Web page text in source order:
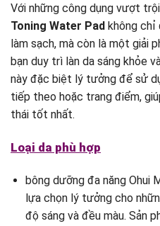
Với những công dụng vượt
Toning Water Pad không chỉ
làm sạch, mà còn là một giải
bạn duy trì làn da sáng khỏe
này đặc biệt lý tưởng để sử
tiếp theo hoặc trang điểm,
thái tốt nhất.
Loại da phù hợp
bông dưỡng đa năng Ohui
lựa chọn lý tưởng cho
độ sáng và đều màu. Sản